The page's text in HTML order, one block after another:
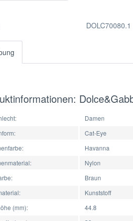
DOLC70080.1
Damen
Cat-Eye
Havanna
Nylon
Braun
Kunststoff
(mm):
44.8